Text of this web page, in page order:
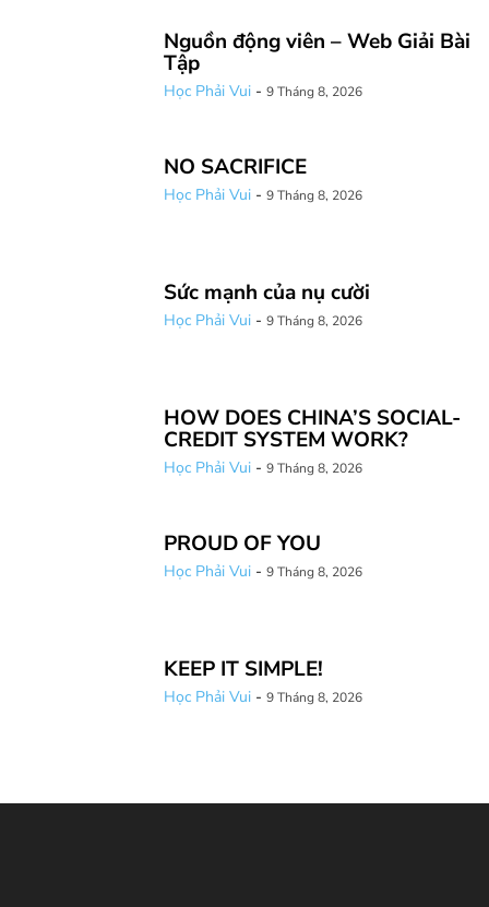
Nguồn động viên – Web Giải Bài
Tập
Học Phải Vui - 9 Tháng 8, 2026
NO SACRIFICE
Học Phải Vui - 9 Tháng 8, 2026
Sức mạnh của nụ cười
Học Phải Vui - 9 Tháng 8, 2026
HOW DOES CHINA’S SOCIAL-
CREDIT SYSTEM WORK?
Học Phải Vui - 9 Tháng 8, 2026
PROUD OF YOU
Học Phải Vui - 9 Tháng 8, 2026
KEEP IT SIMPLE!
Học Phải Vui - 9 Tháng 8, 2026